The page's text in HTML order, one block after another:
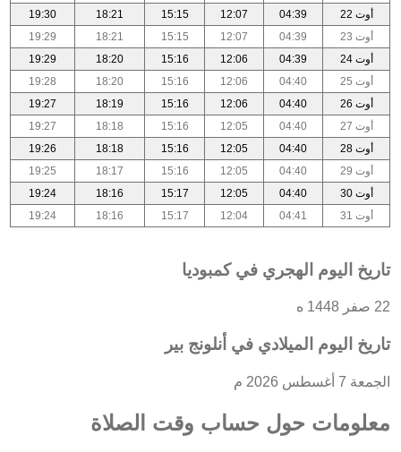
أوت 22
04:39
12:07
15:15
18:21
19:30
أوت 23
04:39
12:07
15:15
18:21
19:29
أوت 24
04:39
12:06
15:16
18:20
19:29
أوت 25
04:40
12:06
15:16
18:20
19:28
أوت 26
04:40
12:06
15:16
18:19
19:27
أوت 27
04:40
12:05
15:16
18:18
19:27
أوت 28
04:40
12:05
15:16
18:18
19:26
أوت 29
04:40
12:05
15:16
18:17
19:25
أوت 30
04:40
12:05
15:17
18:16
19:24
أوت 31
04:41
12:04
15:17
18:16
19:24
تاريخ اليوم الهجري في كمبوديا
22 صفر 1448 ه
تاريخ اليوم الميلادي في أنلونج بير
الجمعة 7 أغسطس 2026 م
معلومات حول حساب وقت الصلاة